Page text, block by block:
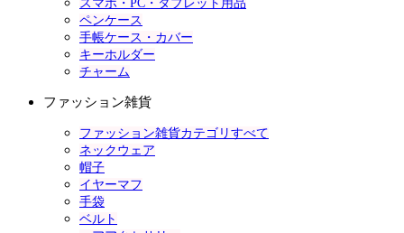
スマホ・PC・タブレット用品
ペンケース
手帳ケース・カバー
キーホルダー
チャーム
ファッション雑貨
ファッション雑貨カテゴリすべて
ネックウェア
帽子
イヤーマフ
手袋
ベルト